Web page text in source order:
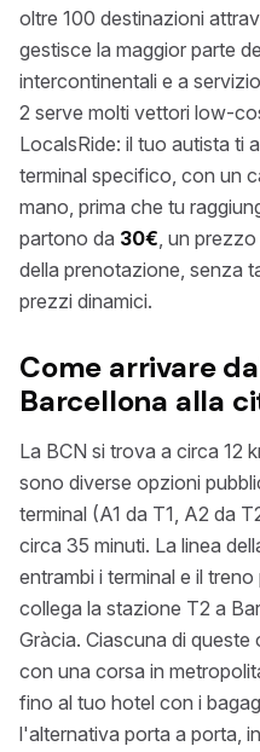
oltre 100 destinazioni
gestisce la maggior parte
intercontinentali e a
2 serve molti vettori low-
LocalsRide: il tuo autista ti
terminal specifico, con un
mano, prima che tu
partono da 30€, un
della prenotazione, senza
prezzi dinamici.
Come arrivare
Barcellona alla
La BCN si trova a circa 12
sono diverse opzioni
terminal (A1 da T1, A2 da
circa 35 minuti. La linea
entrambi i terminal e il
collega la stazione T2 a
Gràcia. Ciascuna di
con una corsa in
fino al tuo hotel con i
l'alternativa porta a porta,